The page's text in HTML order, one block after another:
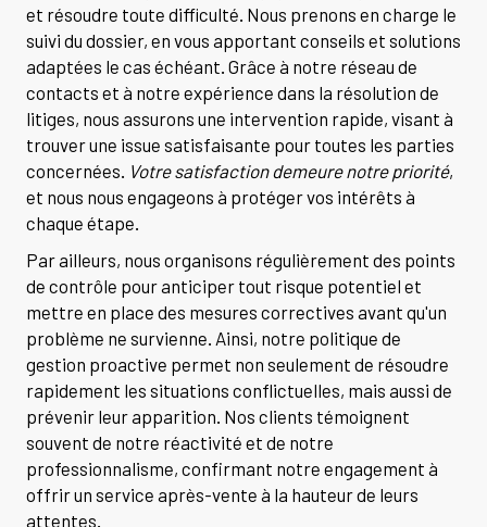
et résoudre toute difficulté. Nous prenons en charge le
suivi du dossier, en vous apportant conseils et solutions
adaptées le cas échéant. Grâce à notre réseau de
contacts et à notre expérience dans la résolution de
litiges, nous assurons une intervention rapide, visant à
trouver une issue satisfaisante pour toutes les parties
concernées. Votre satisfaction demeure notre priorité,
et nous nous engageons à protéger vos intérêts à
chaque étape.
Par ailleurs, nous organisons régulièrement des points
de contrôle pour anticiper tout risque potentiel et
mettre en place des mesures correctives avant qu'un
problème ne survienne. Ainsi, notre politique de
gestion proactive permet non seulement de résoudre
rapidement les situations conflictuelles, mais aussi de
prévenir leur apparition. Nos clients témoignent
souvent de notre réactivité et de notre
professionnalisme, confirmant notre engagement à
offrir un service après-vente à la hauteur de leurs
attentes.